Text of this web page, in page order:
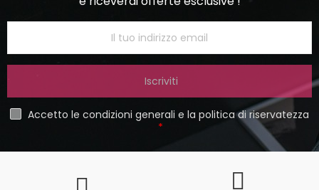
Iscriviti
Accetto le condizioni generali e la politica di riservatezza